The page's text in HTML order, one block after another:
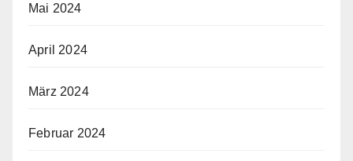
Mai 2024
April 2024
März 2024
Februar 2024